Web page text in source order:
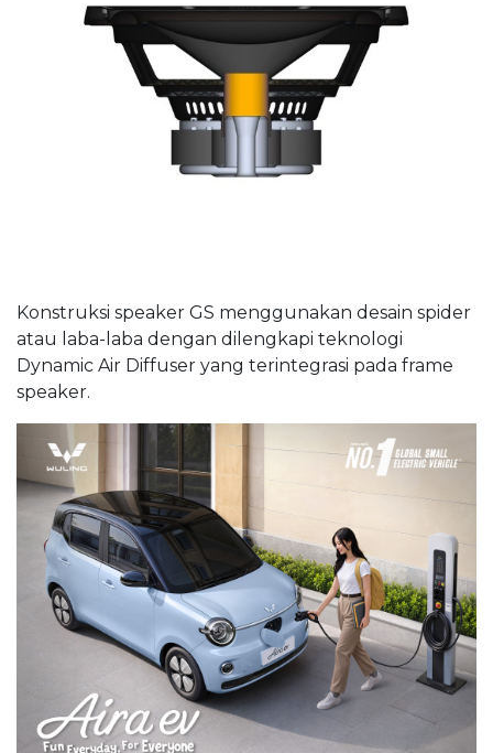
Konstruksi speaker GS menggunakan desain spider
atau laba-laba dengan dilengkapi teknologi
Dynamic Air Diffuser yang terintegrasi pada frame
speaker.